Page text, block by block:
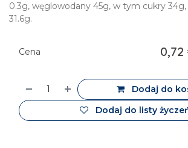
0.3g, węglowodany 45g, w tym cukry 34g,
31.6g.
Dodaj do
Dodaj do listy
Cena 0,72